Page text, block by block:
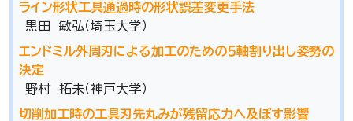
ライン形状工具通過時の形状誤差変更手法
黒田 敏弘（埼玉大学）
エンドミル外周刃による加工のための５軸割り出し姿勢の
決定
野村 拓未（神戸大学）
切削加工時の工具刃先丸みが残留応力へ及ぼす影響